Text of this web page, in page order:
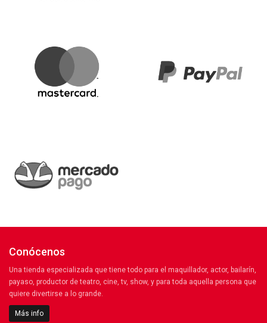
Conócenos
Una tienda especializada que tiene todo para el maquillador, actor, bailarín,
payaso, productor de teatro, cine, tv, show, y para toda aquella persona que
quiere divertirse a lo grande.
Más info